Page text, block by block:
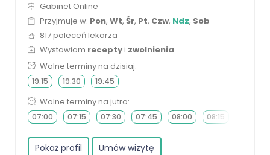
Gabinet Online
Przyjmuje w: Pon, Wt, Śr, Pt, Czw, Ndz, Sob
817 poleceń lekarza
Wystawiam receptyi zwolnienia
Wolne terminy na dzisiaj:
19:15 19:30 19:45
Wolne terminy na jutro:
07:00 07:15 07:30 07:45 08:00 08:15
Pokaż profil Umów wizytę